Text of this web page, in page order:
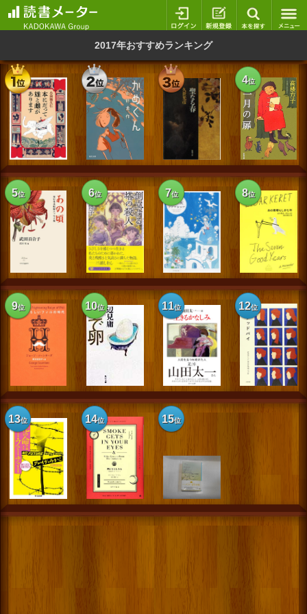
ログイン 新規登録
2017年おすすめランキング
1位 2位 3 4位
5位 6位 7位 8位
9位 10位 11位 12位
13位 14位 15位
スマートフォン版 パソコン版
利用規約 個人情報保護基本方針
Cookie等の利用に関するガイドライン
サイトアクセス情報の取得について
法人・プレスお問い合わせ 運営会社
※本サイトはアフィリエイトプログラムによる収益を得ていま
す